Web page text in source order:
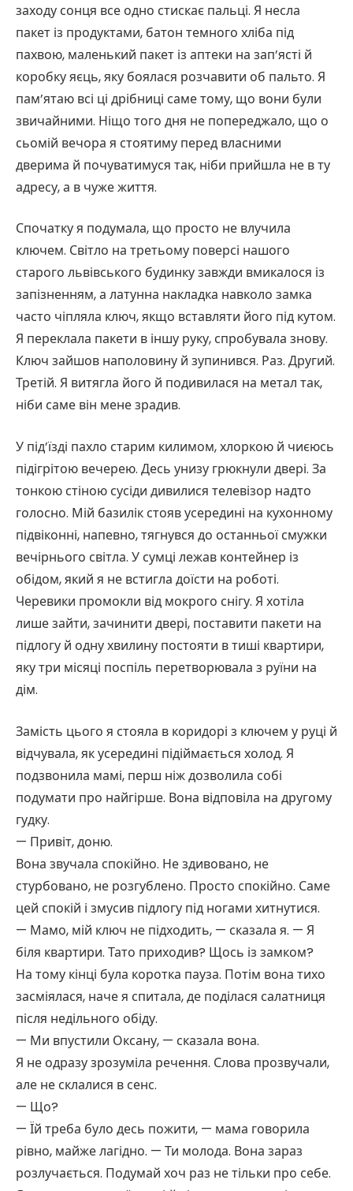
заходу сонця все одно стискає пальці. Я несла
пакет із продуктами, батон темного хліба під
пахвою, маленький пакет із аптеки на зап’ясті й
коробку яєць, яку боялася розчавити об пальто. Я
пам’ятаю всі ці дрібниці саме тому, що вони були
звичайними. Ніщо того дня не попереджало, що о
сьомій вечора я стоятиму перед власними
дверима й почуватимуся так, ніби прийшла не в ту
адресу, а в чуже життя.
Спочатку я подумала, що просто не влучила
ключем. Світло на третьому поверсі нашого
старого львівського будинку завжди вмикалося із
запізненням, а латунна накладка навколо замка
часто чіпляла ключ, якщо вставляти його під кутом.
Я переклала пакети в іншу руку, спробувала знову.
Ключ зайшов наполовину й зупинився. Раз. Другий.
Третій. Я витягла його й подивилася на метал так,
ніби саме він мене зрадив.
У під’їзді пахло старим килимом, хлоркою й чиєюсь
підігрітою вечерею. Десь унизу грюкнули двері. За
тонкою стіною сусіди дивилися телевізор надто
голосно. Мій базилік стояв усередині на кухонному
підвіконні, напевно, тягнувся до останньої смужки
вечірнього світла. У сумці лежав контейнер із
обідом, який я не встигла доїсти на роботі.
Черевики промокли від мокрого снігу. Я хотіла
лише зайти, зачинити двері, поставити пакети на
підлогу й одну хвилину постояти в тиші квартири,
яку три місяці поспіль перетворювала з руїни на
дім.
Замість цього я стояла в коридорі з ключем у руці й
відчувала, як усередині підіймається холод. Я
подзвонила мамі, перш ніж дозволила собі
подумати про найгірше. Вона відповіла на другому
гудку.
— Привіт, доню.
Вона звучала спокійно. Не здивовано, не
стурбовано, не розгублено. Просто спокійно. Саме
цей спокій і змусив підлогу під ногами хитнутися.
— Мамо, мій ключ не підходить, — сказала я. — Я
біля квартири. Тато приходив? Щось із замком?
На тому кінці була коротка пауза. Потім вона тихо
засміялася, наче я спитала, де поділася салатниця
після недільного обіду.
— Ми впустили Оксану, — сказала вона.
Я не одразу зрозуміла речення. Слова прозвучали,
але не склалися в сенс.
— Що?
— Їй треба було десь пожити, — мама говорила
рівно, майже лагідно. — Ти молода. Вона зараз
розлучається. Подумай хоч раз не тільки про себе.